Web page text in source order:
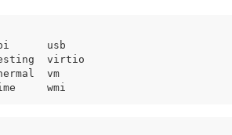
usb
virtio
vm